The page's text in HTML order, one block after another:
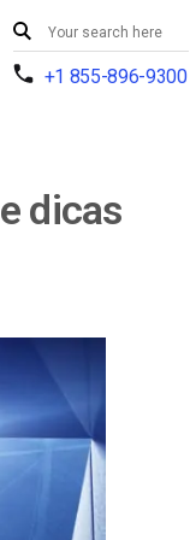
+1 855-896-9300
dicas